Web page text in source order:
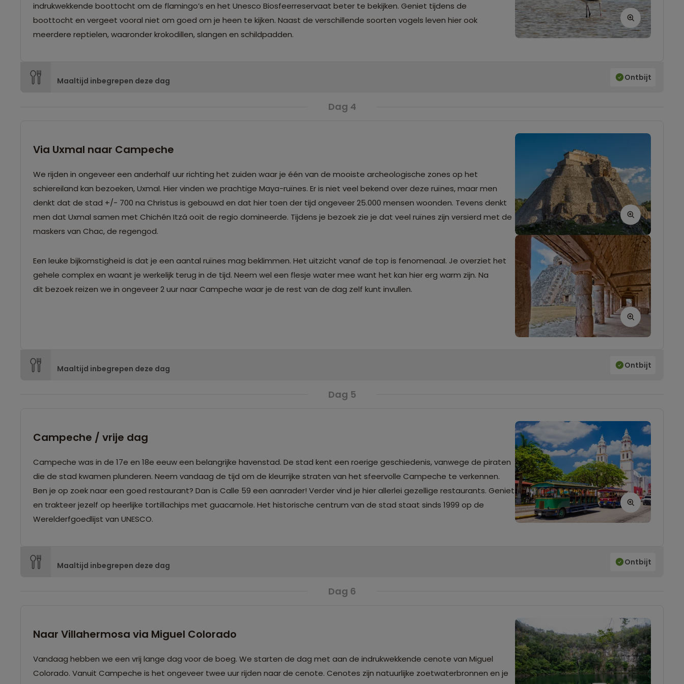
indrukwekkende boottocht om de flamingo’s en het Unesco Biosfeerreservaat beter te bekijken. Geniet tijdens de
boottocht en vergeet vooral niet om goed om je heen te kijken. Naast de verschillende soorten vogels leven hier ook
meerdere reptielen, waaronder krokodillen, slangen en schildpadden.
Maaltijd inbegrepen deze dag Ontbijt
Dag 4
Via Uxmal naar Campeche
We rijden in ongeveer een anderhalf uur richting het zuiden waar je één van de mooiste archeologische zones op het
schiereiland kan bezoeken, Uxmal. Hier vinden we prachtige Maya-ruïnes. Er is niet veel bekend over deze ruïnes, maar men
denkt dat de stad +/- 700 na Christus is gebouwd en dat hier toen der tijd ongeveer 25.000 mensen woonden. Tevens denkt
men dat Uxmal samen met Chichén Itzá ooit de regio domineerde. Tijdens je bezoek zie je dat veel ruïnes zijn versierd met de
maskers van Chac, de regengod.
Een leuke bijkomstigheid is dat je een aantal ruïnes mag beklimmen. Het uitzicht vanaf de top is fenomenaal. Je overziet het
gehele complex en waant je werkelijk terug in de tijd. Neem wel een flesje water mee want het kan hier erg warm zijn. Na
dit bezoek reizen we in ongeveer 2 uur naar Campeche waar je de rest van de dag zelf kunt invullen.
Maaltijd inbegrepen deze dag Ontbijt
Dag 5
Campeche / vrije dag
Campeche was in de 17e en 18e eeuw een belangrijke havenstad. De stad kent een roerige geschiedenis, vanwege de piraten
die de stad kwamen plunderen. Neem vandaag de tijd om de kleurrijke straten van het sfeervolle Campeche te verkennen.
Ben je op zoek naar een goed restaurant? Dan is Calle 59 een aanrader! Verder vind je hier allerlei gezellige restaurants. Geniet
en trakteer jezelf op heerlijke tortillachips met guacamole. Het historische centrum van de stad staat sinds 1999 op de
Werelderfgoedlijst van UNESCO.
Maaltijd inbegrepen deze dag Ontbijt
Dag 6
Naar Villahermosa via Miguel Colorado
Vandaag hebben we een vrij lange dag voor de boeg. We starten de dag met aan de indrukwekkende cenote van Miguel
Colorado. Vanuit Campeche is het ongeveer twee uur rijden naar de cenote. Cenotes zijn natuurlijke zoetwaterbronnen en je